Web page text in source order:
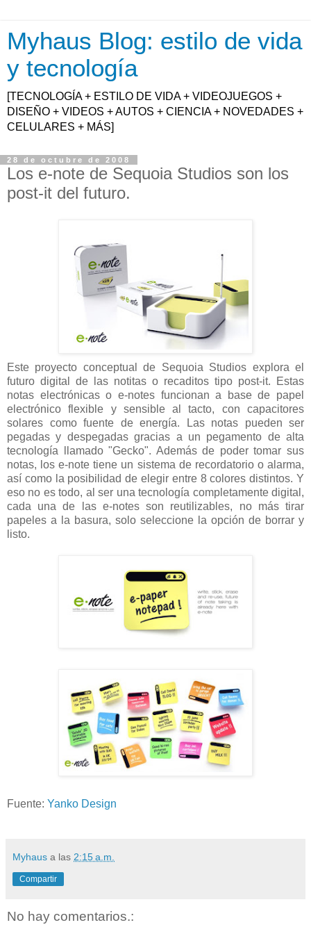
Myhaus Blog: estilo de vida
y tecnología
[TECNOLOGÍA + ESTILO DE VIDA + VIDEOJUEGOS +
DISEÑO + VIDEOS + AUTOS + CIENCIA + NOVEDADES +
CELULARES + MÁS]
28 de octubre de 2008
Los e-note de Sequoia Studios son los
post-it del futuro.
Este proyecto conceptual de Sequoia Studios explora el
futuro digital de las notitas o recaditos tipo post-it. Estas
notas electrónicas o e-notes funcionan a base de papel
electrónico flexible y sensible al tacto, con capacitores
solares como fuente de energía. Las notas pueden ser
pegadas y despegadas gracias a un pegamento de alta
tecnología llamado "Gecko". Además de poder tomar sus
notas, los e-note tiene un sistema de recordatorio o alarma,
así como la posibilidad de elegir entre 8 colores distintos. Y
eso no es todo, al ser una tecnología completamente digital,
cada una de las e-notes son reutilizables, no más tirar
papeles a la basura, solo seleccione la opción de borrar y
listo.
Fuente: Yanko Design
Myhaus a las 2:15 a.m.
Compartir
No hay comentarios.: